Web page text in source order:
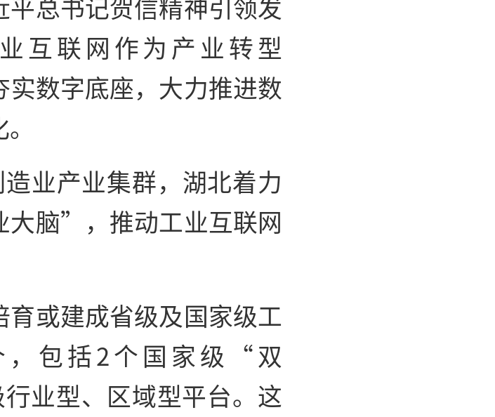
互联网作为产业转型
数字底座，大力推进数
业产业集群，湖北着力
脑”，推动工业互联网
或建成省级及国家级工
，包括2个国家级“双
业型、区域型平台。这